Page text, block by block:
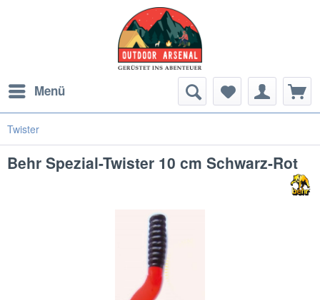
Menü
Twister
Behr Spezial-Twister 10 cm Schwarz-Rot